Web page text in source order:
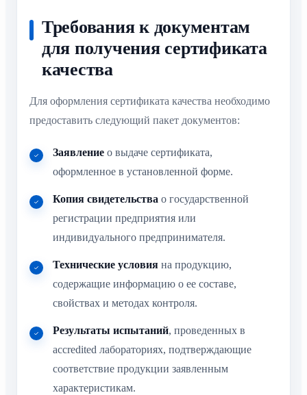
Требования к документам
для получения сертификата
качества
Для оформления сертификата качества необходимо
предоставить следующий пакет документов:
Заявление о выдаче сертификата,
оформленное в установленной форме.
Копия свидетельства о государственной
регистрации предприятия или
индивидуального предпринимателя.
Технические условия на продукцию,
содержащие информацию о ее составе,
свойствах и методах контроля.
Результаты испытаний, проведенных в
accredited лабораториях, подтверждающие
соответствие продукции заявленным
характеристикам.